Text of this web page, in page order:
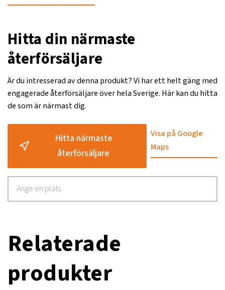
Hitta din närmaste
återförsäljare
Är du intresserad av denna produkt? Vi har ett helt gäng med
engagerade återförsäljare över hela Sverige. Här kan du hitta
de som är närmast dig.
Hitta närmaste
återförsäljare
Visa på Google
Maps
Relaterade
produkter